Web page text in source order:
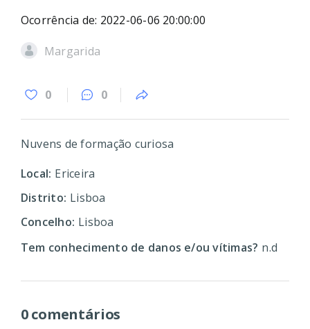
Ocorrência de: 2022-06-06 20:00:00
Margarida
0 0
Nuvens de formação curiosa
Local: Ericeira
Distrito: Lisboa
Concelho: Lisboa
Tem conhecimento de danos e/ou vítimas? n.d
0 comentários